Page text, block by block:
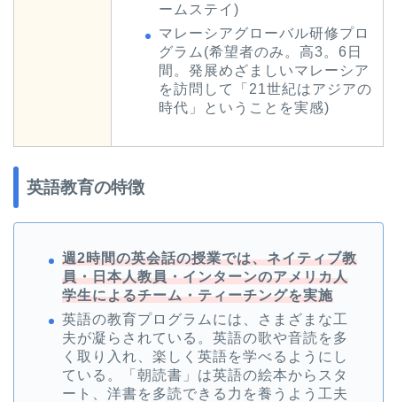
ームステイ)
マレーシアグローバル研修プロ
グラム(希望者のみ。高3。6日
間。発展めざましいマレーシア
を訪問して「21世紀はアジアの
時代」ということを実感)
英語教育の特徴
週2時間の英会話の授業では、ネイティブ教
員・日本人教員・インターンのアメリカ人
学生によるチーム・ティーチングを実施
英語の教育プログラムには、さまざまな工
夫が凝らされている。英語の歌や音読を多
く取り入れ、楽しく英語を学べるようにし
ている。「朝読書」は英語の絵本からスタ
ート、洋書を多読できる力を養うよう工夫